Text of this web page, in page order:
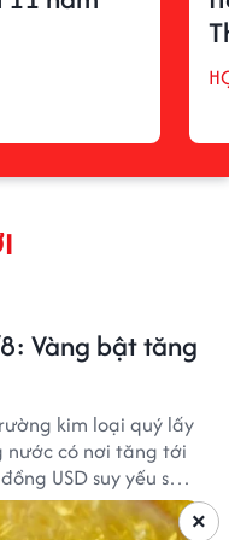
Vàng bật tăng
kim loại quý lấy
có nơi tăng tới
USD suy yếu sau
×